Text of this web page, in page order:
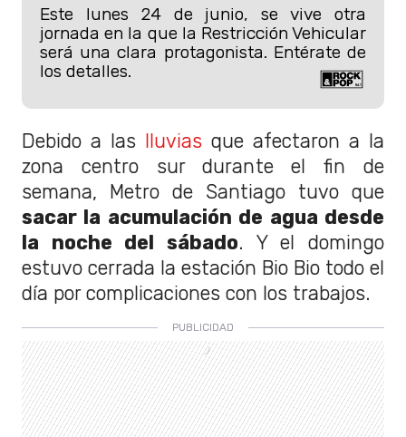
Este lunes 24 de junio, se vive otra
jornada en la que la Restricción Vehicular
será una clara protagonista. Entérate de
los detalles.
Debido a las lluvias que afectaron a la
zona centro sur durante el fin de
semana, Metro de Santiago tuvo que
sacar la acumulación de agua desde
la noche del sábado. Y el domingo
estuvo cerrada la estación Bio Bio todo el
día por complicaciones con los trabajos.